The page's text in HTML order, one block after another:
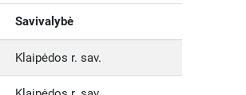
Savivalybė
Klaipėdos r. sav.